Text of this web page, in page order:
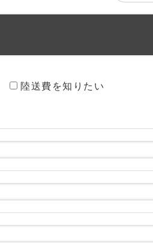
陸送費を知りたい